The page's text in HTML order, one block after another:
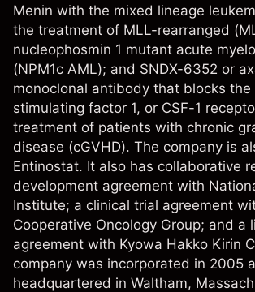
Menin with the mixed lineage
the treatment of MLL-rearranged
nucleophosmin 1 mutant acute
(NPM1c AML); and SNDX-6352 or
monoclonal antibody that blocks the
stimulating factor 1, or CSF-1
treatment of patients with chronic
disease (cGVHD). The company is
Entinostat. It also has collaborative
development agreement with
Institute; a clinical trial agreement
Cooperative Oncology Group; and a
agreement with Kyowa Hakko Kirin
company was incorporated in 2005
headquartered in Waltham,